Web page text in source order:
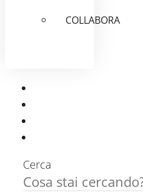
COLLABORA
Cerca